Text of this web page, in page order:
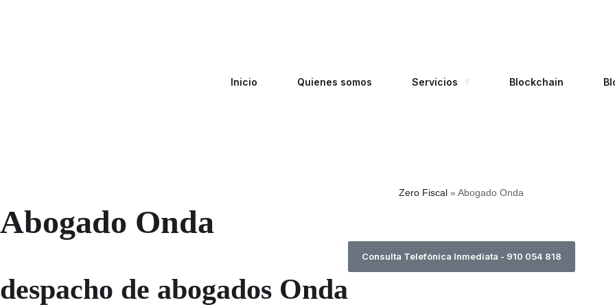
Inicio Quienes somos Servicios Blockchain
Zero Fiscal » Abogado Onda
Abogado Onda
Consulta Telefónica Inmediata - 910 054 818
despacho de abogados Onda